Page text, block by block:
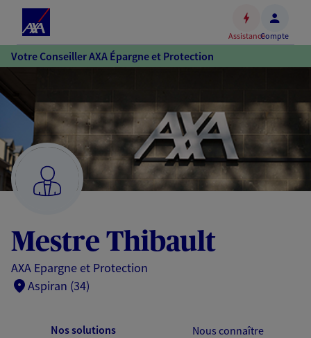
Accéder
au
Accéder
au
pied
de
page
AssistanceCompte
Votre Conseiller AXA Épargne et Protection
Mestre Thibault
AXA Epargne et Protection
Aspiran (34)
Nos solutions Nous connaître